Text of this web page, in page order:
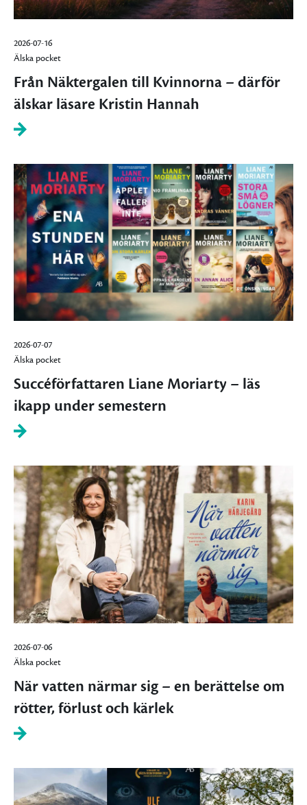
2026-07-16
Älska pocket
Från Näktergalen till Kvinnorna – därför
älskar läsare Kristin Hannah
2026-07-07
Älska pocket
Succéförfattaren Liane Moriarty – läs
ikapp under semestern
2026-07-06
Älska pocket
När vatten närmar sig – en berättelse om
rötter, förlust och kärlek